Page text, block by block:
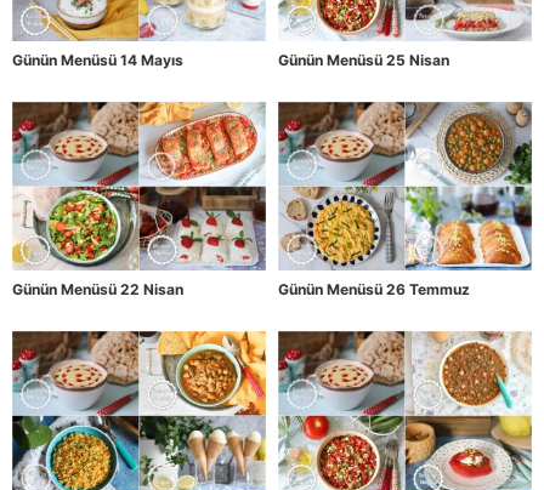
Günün Menüsü 14 Mayıs Günün Menüsü 25 Nisan
Günün Menüsü 22 Nisan Günün Menüsü 26 Temmuz